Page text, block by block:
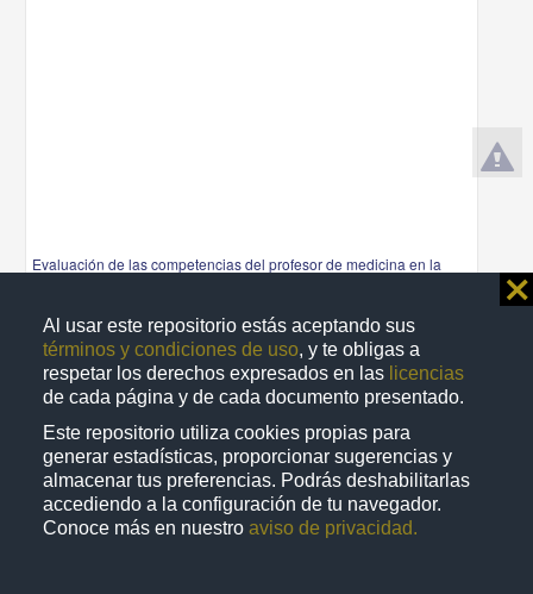
Al usar este repositorio estás aceptando sus
términos y condiciones de uso, y te obligas a
respetar los derechos expresados en las licencias
de cada página y de cada documento presentado.
Este repositorio utiliza cookies propias para
generar estadísticas, proporcionar sugerencias y
almacenar tus preferencias. Podrás deshabilitarlas
accediendo a la configuración de tu navegador.
Conoce más en nuestro aviso de privacidad.
⨯
Evaluación de las competencias del profesor de medicina en la
Flores Hernández, Fernando
2013
Medicina y Ciencias de la Salud
share
Trabajo de grado